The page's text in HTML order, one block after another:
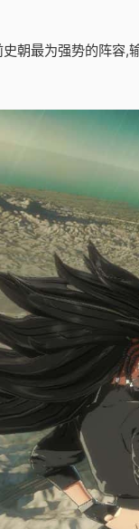
朝最为强势的阵容,